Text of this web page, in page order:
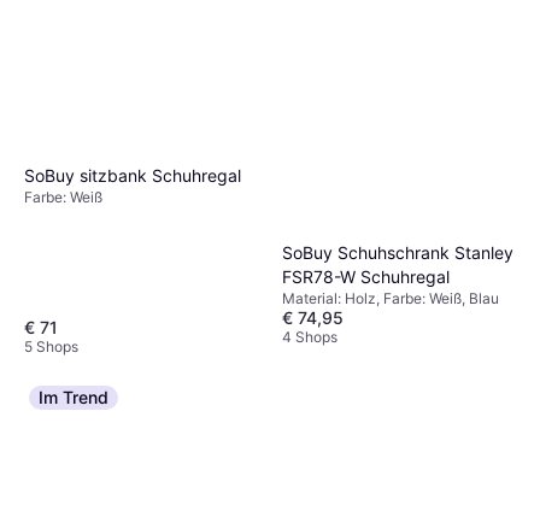
SoBuy sitzbank Schuhregal
Farbe: Weiß
€ 71
5 Shops
SoBuy Schuhschrank Stanley
FSR78-W Schuhregal
Material: Holz, Farbe: Weiß, Blau
€ 74,95
4 Shops
Im Trend